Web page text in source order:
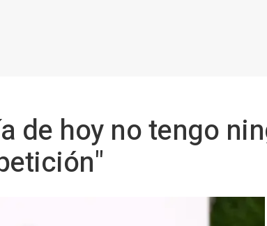
de hoy no tengo